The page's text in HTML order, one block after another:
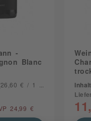
-
Blanc
€ / 1 Liter)
24,99 €